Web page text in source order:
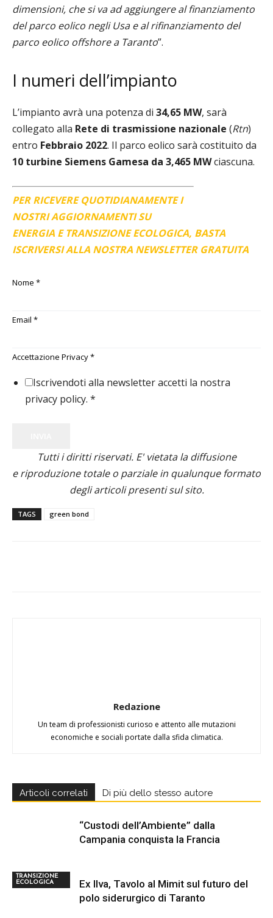
dimensioni, che si va ad aggiungere al finanziamento
del parco eolico negli Usa e al rifinanziamento del
parco eolico offshore a Taranto”.
I numeri dell’impianto
L’impianto avrà una potenza di 34,65 MW, sarà
collegato alla Rete di trasmissione nazionale (Rtn)
entro Febbraio 2022. Il parco eolico sarà costituito da
10 turbine Siemens Gamesa da 3,465 MWciascuna.
PER RICEVERE QUOTIDIANAMENTE I
NOSTRI AGGIORNAMENTI SU
ENERGIA E TRANSIZIONE ECOLOGICA, BASTA
ISCRIVERSI ALLA NOSTRA NEWSLETTER GRATUITA
Nome *
Email *
Accettazione Privacy*
Iscrivendoti alla newsletter accetti la nostra
privacy policy. *
Tutti i diritti riservati. E' vietata la diffusione
e riproduzione totale o parziale in qualunque formato
degli articoli presenti sul sito.
TAGS green bond
Redazione
Un team di professionisti curioso e attento alle mutazioni
economiche e sociali portate dalla sfida climatica.
Articoli correlati Di più dello stesso autore
TRANSIZIONE
ECOLOGICA
“Custodi dell’Ambiente” dalla
Campania conquista la Francia
Ex Ilva, Tavolo al Mimit sul futuro del
polo siderurgico di Taranto